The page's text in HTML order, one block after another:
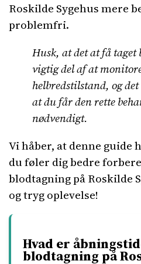
Roskilde Sygehus mere
problemfri.
Husk, at det at få taget
vigtig del af at
helbredstilstand, og
at du får den rette
nødvendigt.
Vi håber, at denne guide
du føler dig bedre
blodtagning på Roskilde
og tryg oplevelse!
Hvad er
blodtagning på